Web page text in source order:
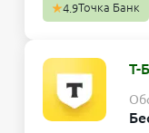
4.9Точка Банк
Т-